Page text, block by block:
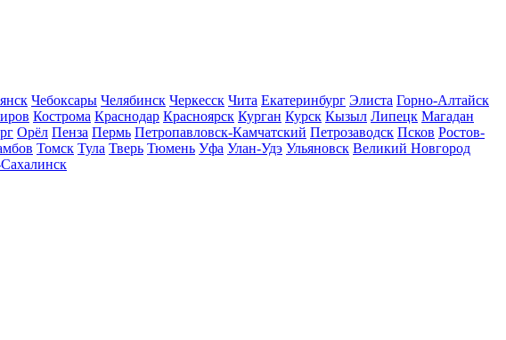
Чебоксары Челябинск Черкесск Чита Екатеринбург Элиста Горно-Алтайск
Кострома Краснодар Красноярск Курган Курск Кызыл Липецк Магадан
Орёл Пенза Пермь Петропавловск-Камчатский Петрозаводск Псков Ростов-
Томск Тула Тверь Тюмень Уфа Улан-Удэ Ульяновск Великий Новгород